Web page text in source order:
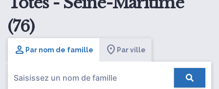
(76)
Par nom de famille Par ville